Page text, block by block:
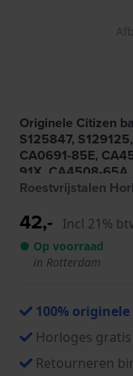
Originele Citizen
S125847,
CA0691-85E,
91X, CA4508-
Roestvrijstalen
42,- Incl 21%
● Op voorraad
in Rotterdam
100% originele
Horloges
Retourneren